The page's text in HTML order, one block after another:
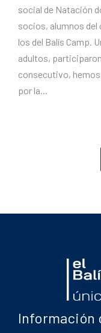
social de Natación
socios, alumnos del
los del Balís Camp.
adultos,
consecutivo, hemos
por la...
Información